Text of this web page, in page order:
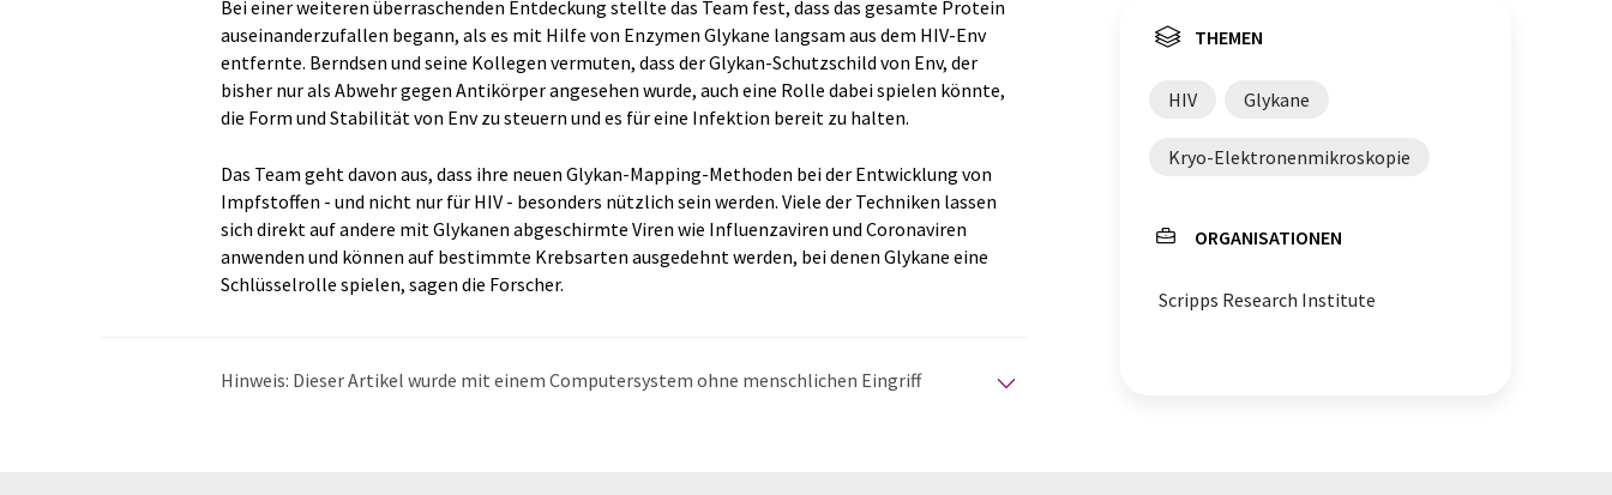
Bei einer weiteren überraschenden Entdeckung stellte das Team fest, dass das gesamte Protein
auseinanderzufallen begann, als es mit Hilfe von Enzymen Glykane langsam aus dem HIV-Env
entfernte. Berndsen und seine Kollegen vermuten, dass der Glykan-Schutzschild von Env, der
bisher nur als Abwehr gegen Antikörper angesehen wurde, auch eine Rolle dabei spielen könnte,
die Form und Stabilität von Env zu steuern und es für eine Infektion bereit zu halten.
Das Team geht davon aus, dass ihre neuen Glykan-Mapping-Methoden bei der Entwicklung von
Impfstoffen - und nicht nur für HIV - besonders nützlich sein werden. Viele der Techniken lassen
sich direkt auf andere mit Glykanen abgeschirmte Viren wie Influenzaviren und Coronaviren
anwenden und können auf bestimmte Krebsarten ausgedehnt werden, bei denen Glykane eine
Schlüsselrolle spielen, sagen die Forscher.
Hinweis: Dieser Artikel wurde mit einem Computersystem ohne menschlichen Eingriff
THEMEN
HIV Glykane
Kryo-Elektronenmikroskopie
ORGANISATIONEN
Scripps Research Institute